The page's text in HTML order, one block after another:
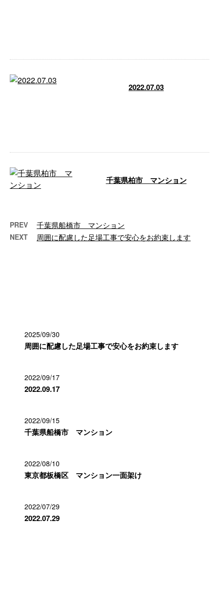
2022.07.03
千葉県柏市 マンション
PREV 千葉県船橋市 マンション
NEXT 周囲に配慮した足場工事で安心をお約束します
2025/09/30
周囲に配慮した足場工事で安心をお約束します
2022/09/17
2022.09.17
2022/09/15
千葉県船橋市 マンション
2022/08/10
東京都板橋区 マンション一面架け
2022/07/29
2022.07.29